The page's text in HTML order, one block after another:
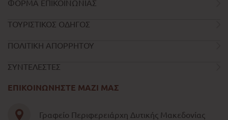
ΦΟΡΜΑ ΕΠΙΚΟΙΝΩΝΙΑΣ
ΤΟΥΡΙΣΤΙΚΟΣ ΟΔΗΓΟΣ
ΠΟΛΙΤΙΚΗ ΑΠΟΡΡΗΤΟΥ
ΣΥΝΤΕΛΕΣΤΕΣ
ΕΠΙΚΟΙΝΩΝΗΣΤΕ ΜΑΖΙ ΜΑΣ
Γραφείο Περιφερειάρχη Δυτικής Μακεδονίας